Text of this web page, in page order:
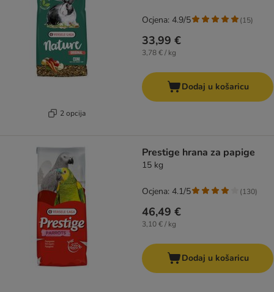
2 opcija
33,99 €
3,78 € / kg
Ocjena: 4.9/5 (15)
Dodaj u košaricu
Prestige hrana za papige
15 kg
46,49 €
3,10 € / kg
Ocjena: 4.1/5 (130)
Dodaj u košaricu